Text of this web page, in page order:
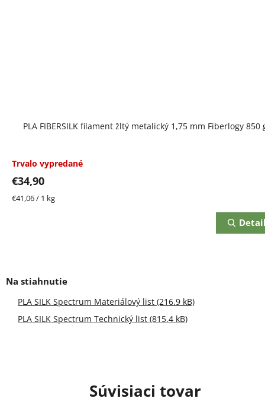
Súvisiaci tovar
PLA FIBERSILK filament žltý metalický 1,75 mm Fiberlogy 850
Trvalo vypredané
€34,90
Jednotková
€41,06 / 1 kg
PLA SILK Spectrum Materiálový list (216.9 kB)
PLA SILK Spectrum Technický list (815.4 kB)